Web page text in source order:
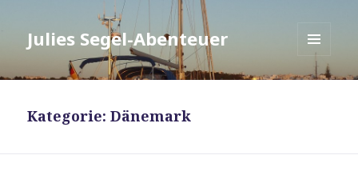
Julies Segel-Abenteuer
MENÜ
UND
Kategorie:Dänemark